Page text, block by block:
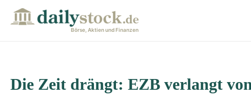
Inhalt
Börse, Aktien und Finanzen
Die Zeit drängt: EZB verlangt
navigation